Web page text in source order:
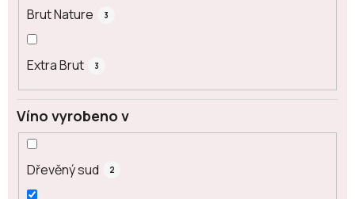
Brut Nature 3
Extra Brut 3
Víno vyrobeno v
Dřevěný sud 2